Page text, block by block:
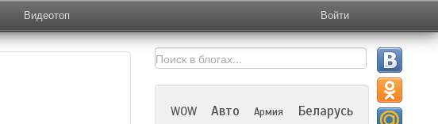
Видеотоп Войти
WOW Авто Армия Беларусь